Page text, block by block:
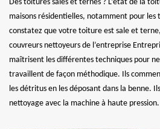
Des toitures sales et ternes ? L’état de la
maisons résidentielles, notamment pour les
constatez que votre toiture est sale et
couvreurs nettoyeurs de l’entreprise
maîtrisent les différentes techniques pour
travaillent de façon méthodique. Ils
les détritus en les déposant dans la benne.
nettoyage avec la machine à haute pression.